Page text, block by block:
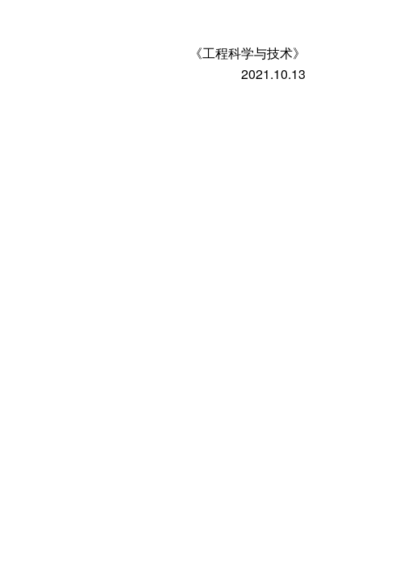
《工程科学与技术》
2021.10.13